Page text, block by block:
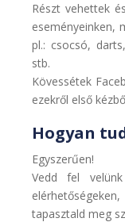
Részt vehettek
eseményeinken,
pl.: csocsó,
stb.
Kövessétek
ezekről első
Hogyan
Egyszerűen!
Vedd fel
tapasztald meg